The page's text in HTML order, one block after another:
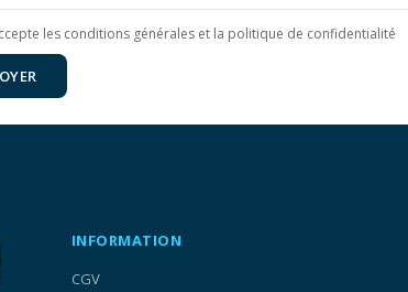
les conditions générales et la politique de confidentialité
INFORMATION
CGV